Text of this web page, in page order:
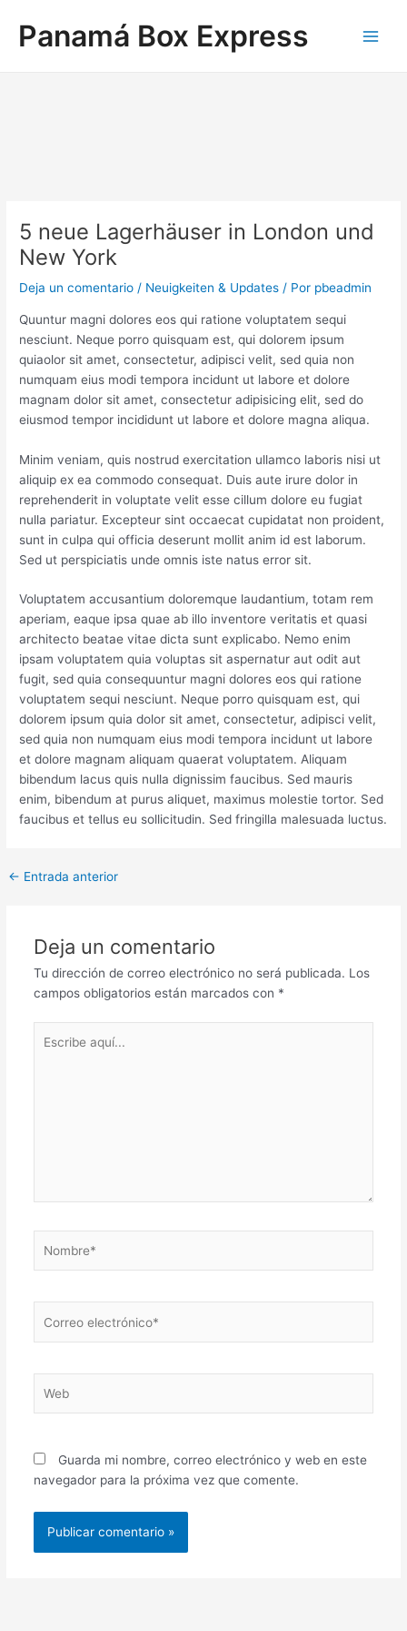
contenido
Panamá Box Express
5 neue Lagerhäuser in London und
New York
Deja un comentario / Neuigkeiten & Updates / Por pbeadmin
Quuntur magni dolores eos qui ratione voluptatem sequi
nesciunt. Neque porro quisquam est, qui dolorem ipsum
quiaolor sit amet, consectetur, adipisci velit, sed quia non
numquam eius modi tempora incidunt ut labore et dolore
magnam dolor sit amet, consectetur adipisicing elit, sed do
eiusmod tempor incididunt ut labore et dolore magna aliqua.
Minim veniam, quis nostrud exercitation ullamco laboris nisi ut
aliquip ex ea commodo consequat. Duis aute irure dolor in
reprehenderit in voluptate velit esse cillum dolore eu fugiat
nulla pariatur. Excepteur sint occaecat cupidatat non proident,
sunt in culpa qui officia deserunt mollit anim id est laborum.
Sed ut perspiciatis unde omnis iste natus error sit.
Voluptatem accusantium doloremque laudantium, totam rem
aperiam, eaque ipsa quae ab illo inventore veritatis et quasi
architecto beatae vitae dicta sunt explicabo. Nemo enim
ipsam voluptatem quia voluptas sit aspernatur aut odit aut
fugit, sed quia consequuntur magni dolores eos qui ratione
voluptatem sequi nesciunt. Neque porro quisquam est, qui
dolorem ipsum quia dolor sit amet, consectetur, adipisci velit,
sed quia non numquam eius modi tempora incidunt ut labore
et dolore magnam aliquam quaerat voluptatem. Aliquam
bibendum lacus quis nulla dignissim faucibus. Sed mauris
enim, bibendum at purus aliquet, maximus molestie tortor. Sed
faucibus et tellus eu sollicitudin. Sed fringilla malesuada luctus.
de
entradas
← Entrada anterior
Deja un comentario
Tu dirección de correo electrónico no será publicada. Los
campos obligatorios están marcados con *
aquí...
electrónico*
Guarda mi nombre, correo electrónico y web en este
navegador para la próxima vez que comente.